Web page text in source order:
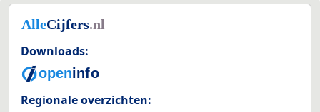
Downloads:
Regionale overzichten: